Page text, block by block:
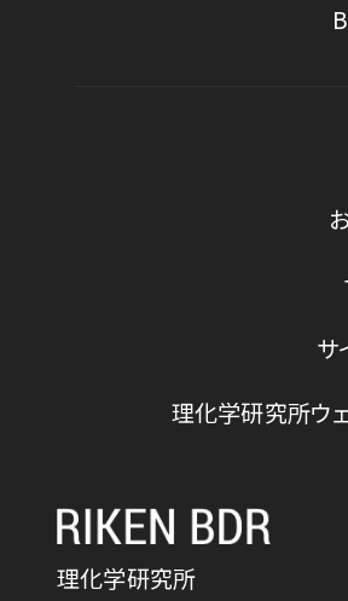
サ
理化学研究所ウ
理化学研究所